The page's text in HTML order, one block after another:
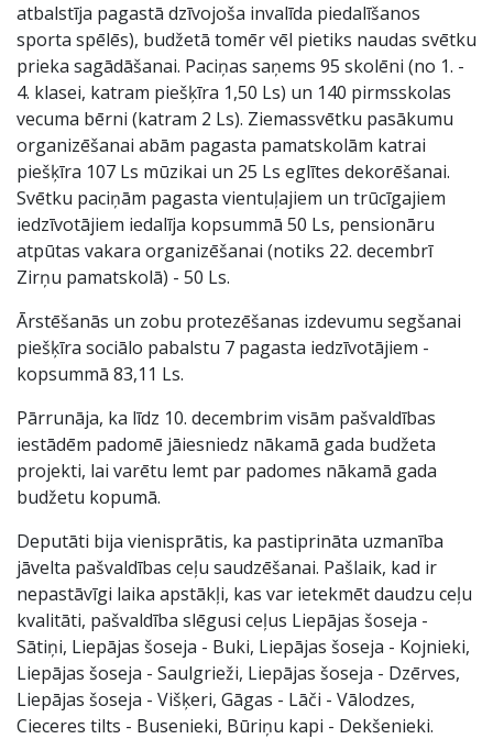
atbalstīja pagastā dzīvojoša invalīda piedalīšanos
sporta spēlēs), budžetā tomēr vēl pietiks naudas svētku
prieka sagādāšanai. Paciņas saņems 95 skolēni (no 1. -
4. klasei, katram piešķīra 1,50 Ls) un 140 pirmsskolas
vecuma bērni (katram 2 Ls). Ziemassvētku pasākumu
organizēšanai abām pagasta pamatskolām katrai
piešķīra 107 Ls mūzikai un 25 Ls eglītes dekorēšanai.
Svētku paciņām pagasta vientuļajiem un trūcīgajiem
iedzīvotājiem iedalīja kopsummā 50 Ls, pensionāru
atpūtas vakara organizēšanai (notiks 22. decembrī
Zirņu pamatskolā) - 50 Ls.
Ārstēšanās un zobu protezēšanas izdevumu segšanai
piešķīra sociālo pabalstu 7 pagasta iedzīvotājiem -
kopsummā 83,11 Ls.
Pārrunāja, ka līdz 10. decembrim visām pašvaldības
iestādēm padomē jāiesniedz nākamā gada budžeta
projekti, lai varētu lemt par padomes nākamā gada
budžetu kopumā.
Deputāti bija vienisprātis, ka pastiprināta uzmanība
jāvelta pašvaldības ceļu saudzēšanai. Pašlaik, kad ir
nepastāvīgi laika apstākļi, kas var ietekmēt daudzu ceļu
kvalitāti, pašvaldība slēgusi ceļus Liepājas šoseja -
Sātiņi, Liepājas šoseja - Buki, Liepājas šoseja - Kojnieki,
Liepājas šoseja - Saulgrieži, Liepājas šoseja - Dzērves,
Liepājas šoseja - Višķeri, Gāgas - Lāči - Vālodzes,
Cieceres tilts - Busenieki, Būriņu kapi - Dekšenieki.